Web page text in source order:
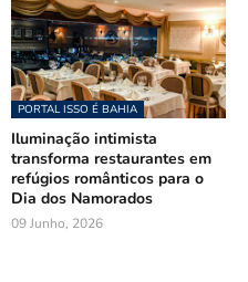
PORTAL ISSO É BAHIA
Iluminação intimista
transforma restaurantes em
refúgios românticos para o
Dia dos Namorados
09 Junho, 2026